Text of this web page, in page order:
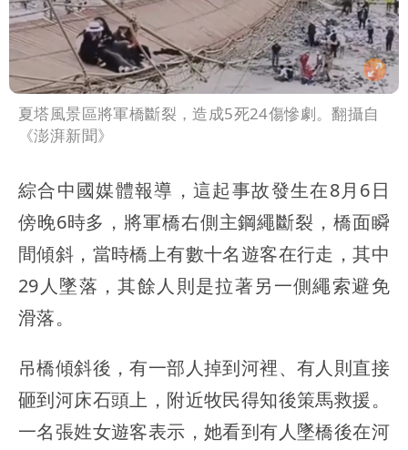
夏塔風景區將軍橋斷裂，造成5死24傷慘劇。翻攝自
《澎湃新聞》
綜合中國媒體報導，這起事故發生在8月6日
傍晚6時多，將軍橋右側主鋼繩斷裂，橋面瞬
間傾斜，當時橋上有數十名遊客在行走，其中
29人墜落，其餘人則是拉著另一側繩索避免
滑落。
吊橋傾斜後，有一部人掉到河裡、有人則直接
砸到河床石頭上，附近牧民得知後策馬救援。
一名張姓女遊客表示，她看到有人墜橋後在河